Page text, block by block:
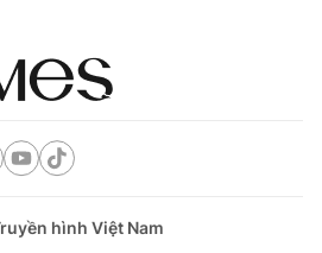
hình Việt Nam